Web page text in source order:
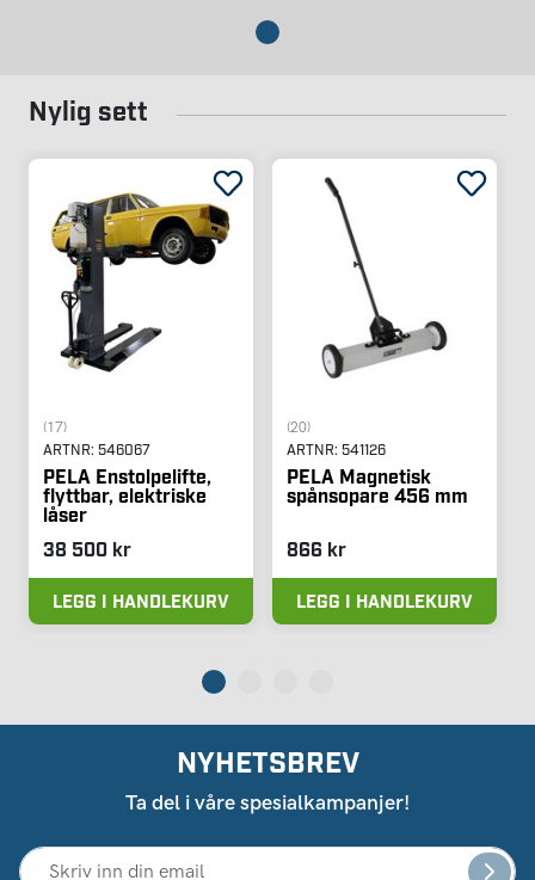
Nylig sett
(17)
ARTNR: 546067
PELA Enstolpelifte,
flyttbar, elektriske
låser
38 500 kr
LEGG I HANDLEKURV
(20)
ARTNR: 541126
PELA Magnetisk
spånsopare 456 mm
866 kr
LEGG I HANDLEKURV
NYHETSBREV
Ta del i våre spesialkampanjer!